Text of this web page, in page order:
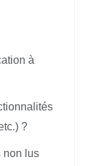
à
?
non lus